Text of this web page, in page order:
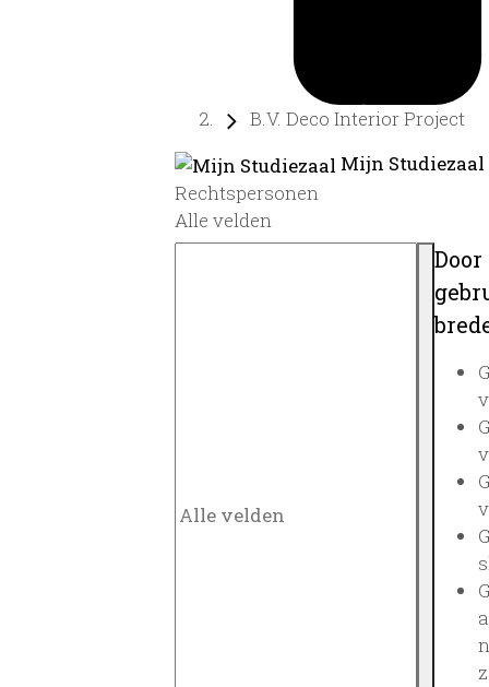
B.V. Deco Interior Project
Mijn
Rechtspersonen
Alle velden